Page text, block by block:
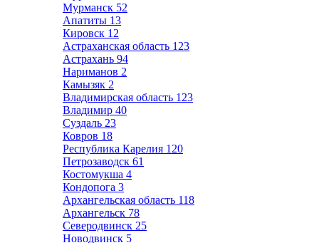
Мурманск 52
Апатиты 13
Кировск 12
Астраханская область 123
Астрахань 94
Нариманов 2
Камызяк 2
Владимирская область 123
Владимир 40
Суздаль 23
Ковров 18
Республика Карелия 120
Петрозаводск 61
Костомукша 4
Кондопога 3
Архангельская область 118
Архангельск 78
Северодвинск 25
Новодвинск 5